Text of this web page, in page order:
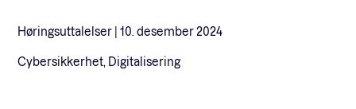
Fagforum
Høringsuttalelser | 10. desember 2024
Cybersikkerhet, Digitalisering